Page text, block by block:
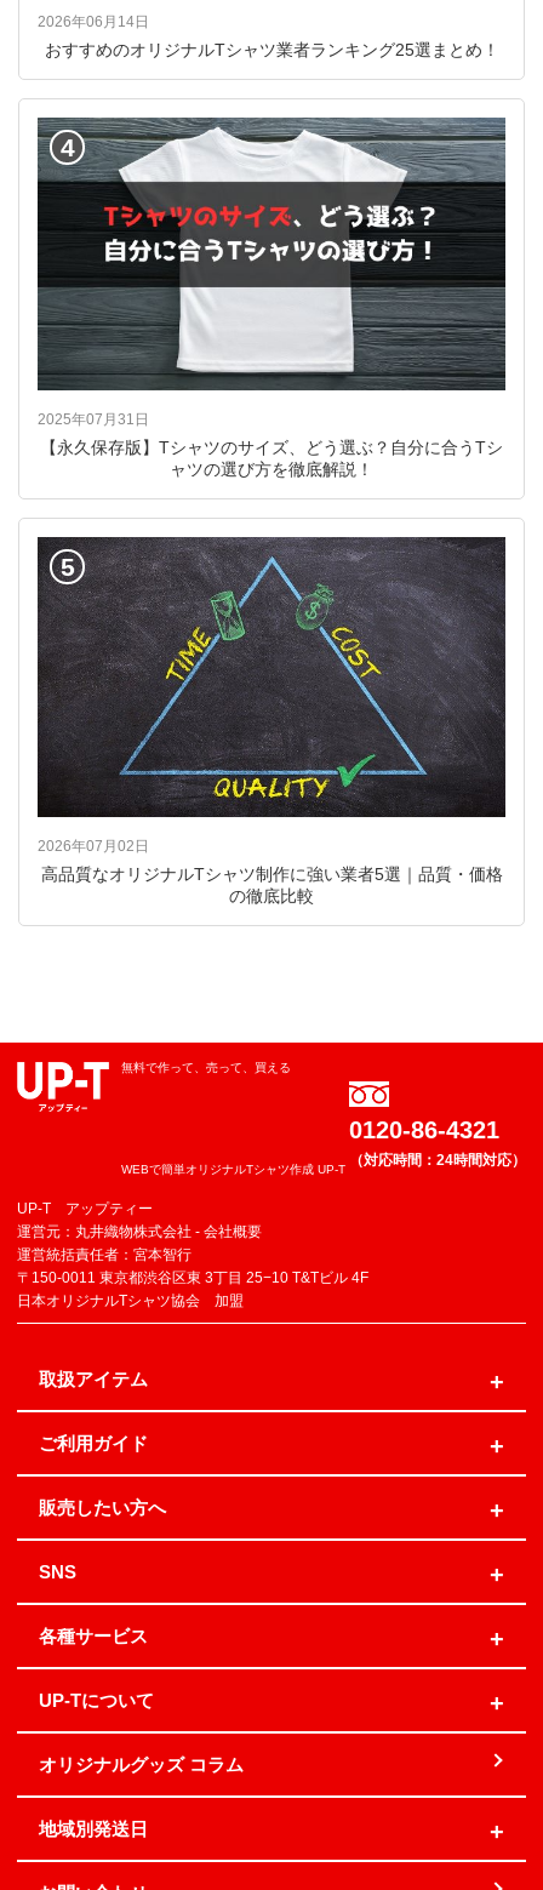
2026年06月14日
おすすめのオリジナルTシャツ業者ランキング25選まとめ！
4
2025年07月31日
【永久保存版】Tシャツのサイズ、どう選ぶ？自分に合うTシ
ャツの選び方を徹底解説！
5
2026年07月02日
高品質なオリジナルTシャツ制作に強い業者5選｜品質・価格
の徹底比較
無料で作って、売って、買える
WEBで簡単オリジナルTシャツ作成 UP-T
0120-86-4321
（対応時間：24時間対応）
UP-T アップティー
運営元：丸井織物株式会社 - 会社概要
運営統括責任者：宮本智行
〒150-0011 東京都渋谷区東 3丁目 25−10 T&Tビル 4F
日本オリジナルTシャツ協会 加盟
取扱アイテム
ご利用ガイド
販売したい方へ
SNS
各種サービス
UP-Tについて
オリジナルグッズ コラム
地域別発送日